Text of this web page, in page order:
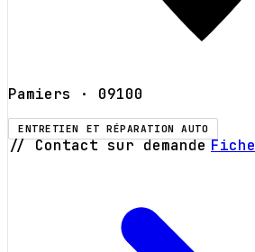
Pamiers · 09100
ENTRETIEN ET RÉPARATION AUTO
// Contact sur demande Fiche